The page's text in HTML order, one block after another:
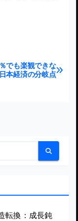
でも楽観できな
本経済の分岐点
転換：成長鈍